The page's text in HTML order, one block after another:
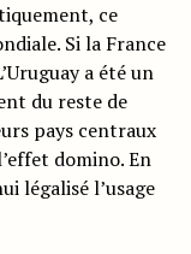
ce
Si la France
a été un
du reste de
pays centraux
domino. En
légalisé l’usage